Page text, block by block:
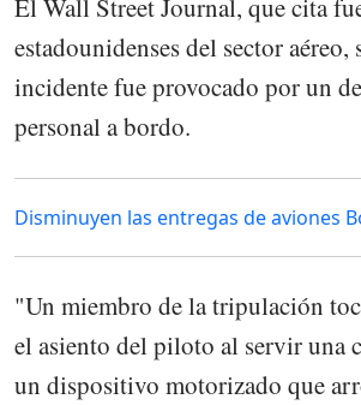
El Wall Street Journal, que cita
estadounidenses del sector aéreo,
incidente fue provocado por un
personal a bordo.
Disminuyen las entregas de aviones
"Un miembro de la tripulación
el asiento del piloto al servir una
un dispositivo motorizado que